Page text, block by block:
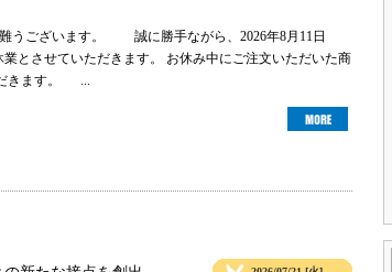
難うございます。 誠に勝手ながら、2026年8月11日
業とさせていただきます。 お休み中にご注文いただいた商
だきます。 ...